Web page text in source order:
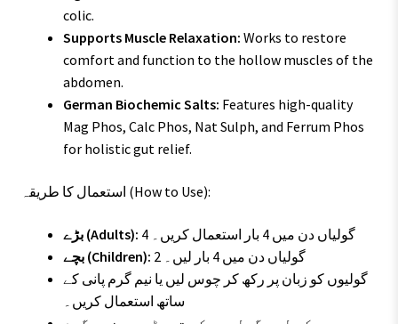
colic.
Supports Muscle Relaxation: Works to restore
comfort and function to the hollow muscles of the
abdomen.
German Biochemic Salts: Features high-quality
Mag Phos, Calc Phos, Nat Sulph, and Ferrum Phos
for holistic gut relief.
استعمال کا طریقہ (How to Use):
بڑے (Adults):
4 گولیاں دن میں 4 بار استعمال کریں۔
بچے (Children):
2 گولیاں دن میں 4 بار لیں۔
گولیوں کو زبان پر رکھ کر چوس لیں یا نیم گرم پانی کے
ساتھ استعمال کریں۔